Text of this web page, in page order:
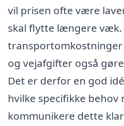
vil prisen ofte være
skal flytte længere væk.
og vejafgifter også
Det er derfor en god
hvilke specifikke behov
kommunikere dette